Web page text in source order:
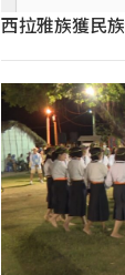
西拉雅族獲民